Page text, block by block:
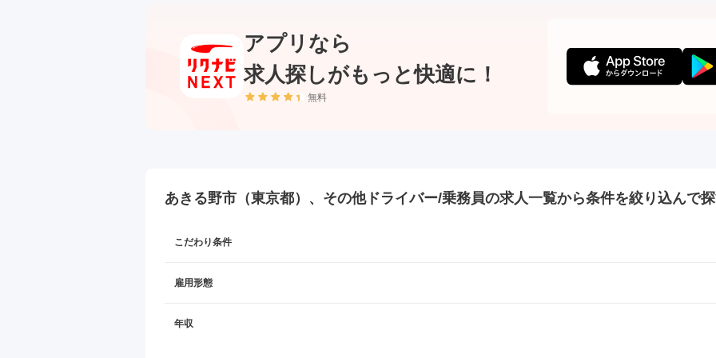
アプリなら
求人探しがもっと快適に！
無料
あきる野市（東京都）、その他ドライバー/乗務員の求人一覧から条件を絞り込んで
こだわり条件
雇用形態
年収